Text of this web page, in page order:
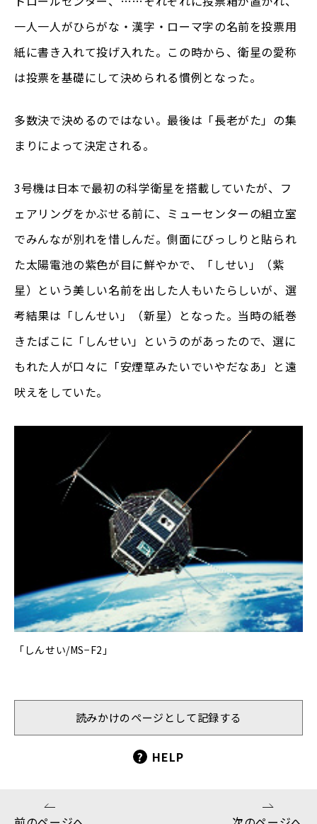
「しんせい/MS−F2」
一人一人がひらがな・漢字・ローマ字の名前を投票用
紙に書き入れて投げ入れた。この時から、衛星の愛称
は投票を基礎にして決められる慣例となった。
多数決で決めるのではない。最後は「長老がた」の集
まりによって決定される。
3号機は日本で最初の科学衛星を搭載していたが、フ
ェアリングをかぶせる前に、ミューセンターの組立室
でみんなが別れを惜しんだ。側面にびっしりと貼られ
た太陽電池の紫色が目に鮮やかで、「しせい」（紫
星）という美しい名前を出した人もいたらしいが、選
考結果は「しんせい」（新星）となった。当時の紙巻
きたばこに「しんせい」というのがあったので、選に
もれた人が口々に「安煙草みたいでいやだなあ」と遠
吠えをしていた。
読みかけのページとして記録する
? HELP